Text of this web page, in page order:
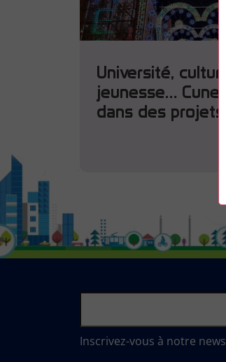
Université, culture,
jeunesse…
dans des projets
Inscrivez-vous à notre